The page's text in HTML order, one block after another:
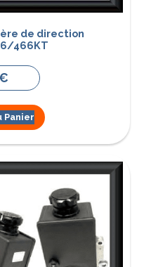
de direction
466KT
Panier